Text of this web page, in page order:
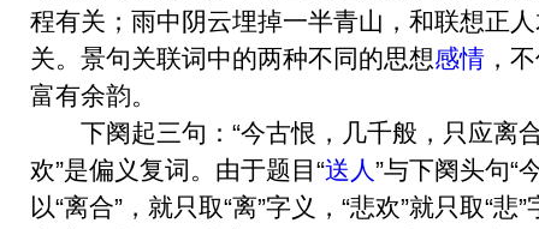
程有关；雨中阴云埋掉一半青山，和联想正
关。景句关联词中的两种不同的思想感情 ，
富有余韵。
下阕起三句：“今古恨，几千般，只应离合
欢”是偏义复词。由于题目“送人”与下阕头句“
以“离合”，就只取“离”字义，“悲欢”就只取“